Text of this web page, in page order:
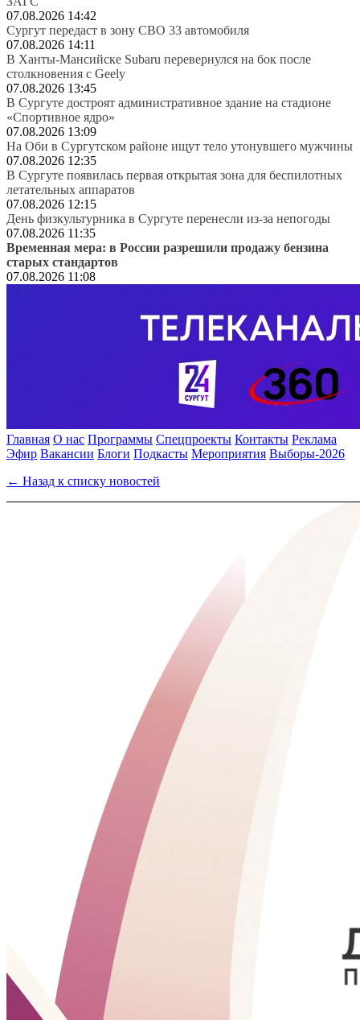
07.08.2026 14:42
Сургут передаст в зону СВО 33 автомобиля
07.08.2026 14:11
В Ханты-Мансийске Subaru перевернулся на бок после
столкновения с Geely
07.08.2026 13:45
В Сургуте достроят административное здание на стадионе
«Спортивное ядро»
07.08.2026 13:09
На Оби в Сургутском районе ищут тело утонувшего мужчины
07.08.2026 12:35
В Сургуте появилась первая открытая зона для беспилотных
летательных аппаратов
07.08.2026 12:15
День физкультурника в Сургуте перенесли из-за непогоды
07.08.2026 11:35
Временная мера: в России разрешили продажу бензина
старых стандартов
07.08.2026 11:08
Главная О нас Программы Спецпроекты Контакты Реклама
Эфир Вакансии Блоги Подкасты Мероприятия Выборы-2026
← Назад к списку новостей